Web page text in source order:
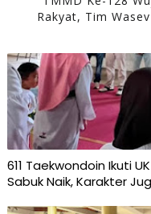
Rakyat, Tim
611 Taekwondoin Ikuti
Sabuk Naik, Karakter